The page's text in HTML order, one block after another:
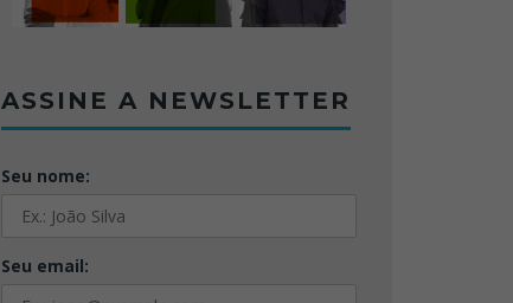
ASSINE A NEWSLETTER
Seu nome:
Seu email: